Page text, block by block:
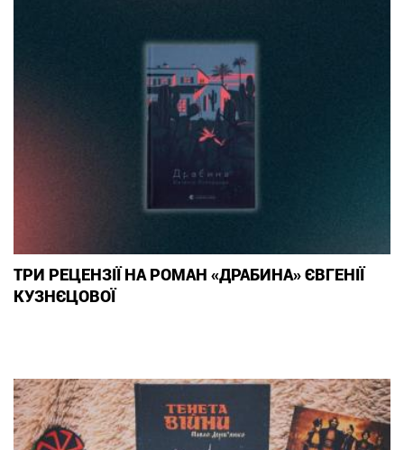
ТРИ РЕЦЕНЗІЇ НА РОМАН «ДРАБИНА» ЄВГЕНІЇ
КУЗНЄЦОВОЇ